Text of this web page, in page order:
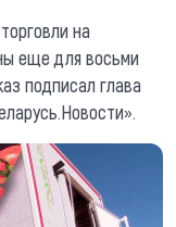
на
еще для восьми
подписал глава